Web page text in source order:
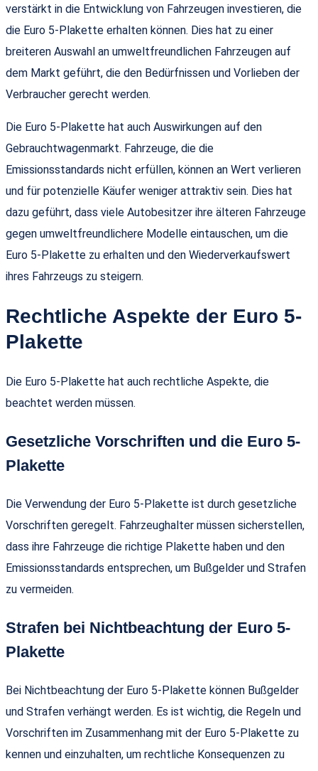
verstärkt in die Entwicklung von Fahrzeugen investieren, die
die Euro 5-Plakette erhalten können. Dies hat zu einer
breiteren Auswahl an umweltfreundlichen Fahrzeugen auf
dem Markt geführt, die den Bedürfnissen und Vorlieben der
Verbraucher gerecht werden.
Die Euro 5-Plakette hat auch Auswirkungen auf den
Gebrauchtwagenmarkt. Fahrzeuge, die die
Emissionsstandards nicht erfüllen, können an Wert verlieren
und für potenzielle Käufer weniger attraktiv sein. Dies hat
dazu geführt, dass viele Autobesitzer ihre älteren Fahrzeuge
gegen umweltfreundlichere Modelle eintauschen, um die
Euro 5-Plakette zu erhalten und den Wiederverkaufswert
ihres Fahrzeugs zu steigern.
Rechtliche Aspekte der Euro 5-
Plakette
Die Euro 5-Plakette hat auch rechtliche Aspekte, die
beachtet werden müssen.
Gesetzliche Vorschriften und die Euro 5-
Plakette
Die Verwendung der Euro 5-Plakette ist durch gesetzliche
Vorschriften geregelt. Fahrzeughalter müssen sicherstellen,
dass ihre Fahrzeuge die richtige Plakette haben und den
Emissionsstandards entsprechen, um Bußgelder und Strafen
zu vermeiden.
Strafen bei Nichtbeachtung der Euro 5-
Plakette
Bei Nichtbeachtung der Euro 5-Plakette können Bußgelder
und Strafen verhängt werden. Es ist wichtig, die Regeln und
Vorschriften im Zusammenhang mit der Euro 5-Plakette zu
kennen und einzuhalten, um rechtliche Konsequenzen zu